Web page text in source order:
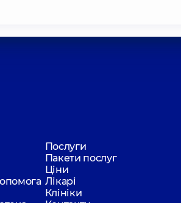
Послуги
Пакети послуг
Ціни
Лікарі
Клініки